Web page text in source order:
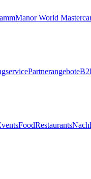
Manor World
Partnerangebote
FoodRestaurants